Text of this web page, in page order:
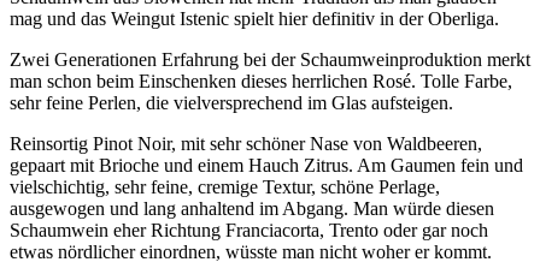
mag und das Weingut Istenic spielt hier definitiv in der Oberliga.
Zwei Generationen Erfahrung bei der Schaumweinproduktion merkt
man schon beim Einschenken dieses herrlichen Rosé. Tolle Farbe,
sehr feine Perlen, die vielversprechend im Glas aufsteigen.
Reinsortig Pinot Noir, mit sehr schöner Nase von Waldbeeren,
gepaart mit Brioche und einem Hauch Zitrus. Am Gaumen fein und
vielschichtig, sehr feine, cremige Textur, schöne Perlage,
ausgewogen und lang anhaltend im Abgang. Man würde diesen
Schaumwein eher Richtung Franciacorta, Trento oder gar noch
etwas nördlicher einordnen, wüsste man nicht woher er kommt.